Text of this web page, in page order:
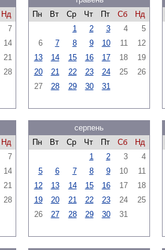
Нд
7
14
21
28
Пн
Вт Ср Чт Пт Сб
Нд
1
2 3 4
5
6
7 8 9 10 11
12
13
14 15 16 17 18
19
20
21 22 23 24 25
26
27
28 29 30 31
Нд
7
14
21
28
серпень
Пн
Вт Ср Чт Пт Сб
Нд
1
2 3
4
5
6 7 8 9 10
11
12
13 14 15 16 17
18
19
20 21 22 23 24
25
26
27 28 29 30 31